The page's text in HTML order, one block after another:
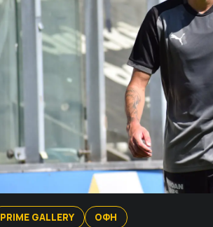
PRIME GALLERY ΟΦΗ